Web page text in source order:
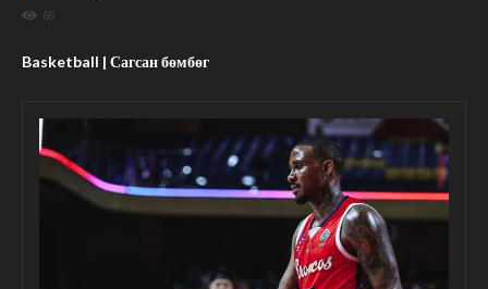
69
Basketball | Сагсан бөмбөг